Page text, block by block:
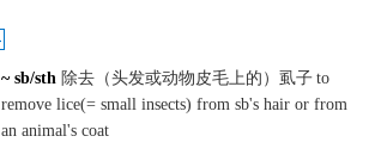
~ sb/sth 除去（头发或动物皮毛上的）虱子 to
remove lice(= small insects) from sb's hair or from
an animal's coat